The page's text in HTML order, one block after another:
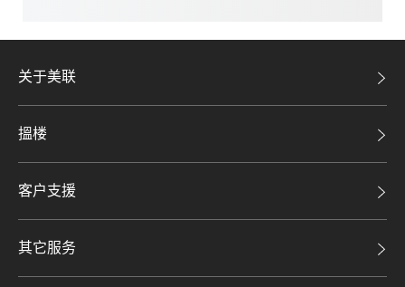
关于美联
美联集团
集团动态
人才招募
网站地图
搵楼
二手盘
买卖流程
客户支援
自助放盘
其它服务